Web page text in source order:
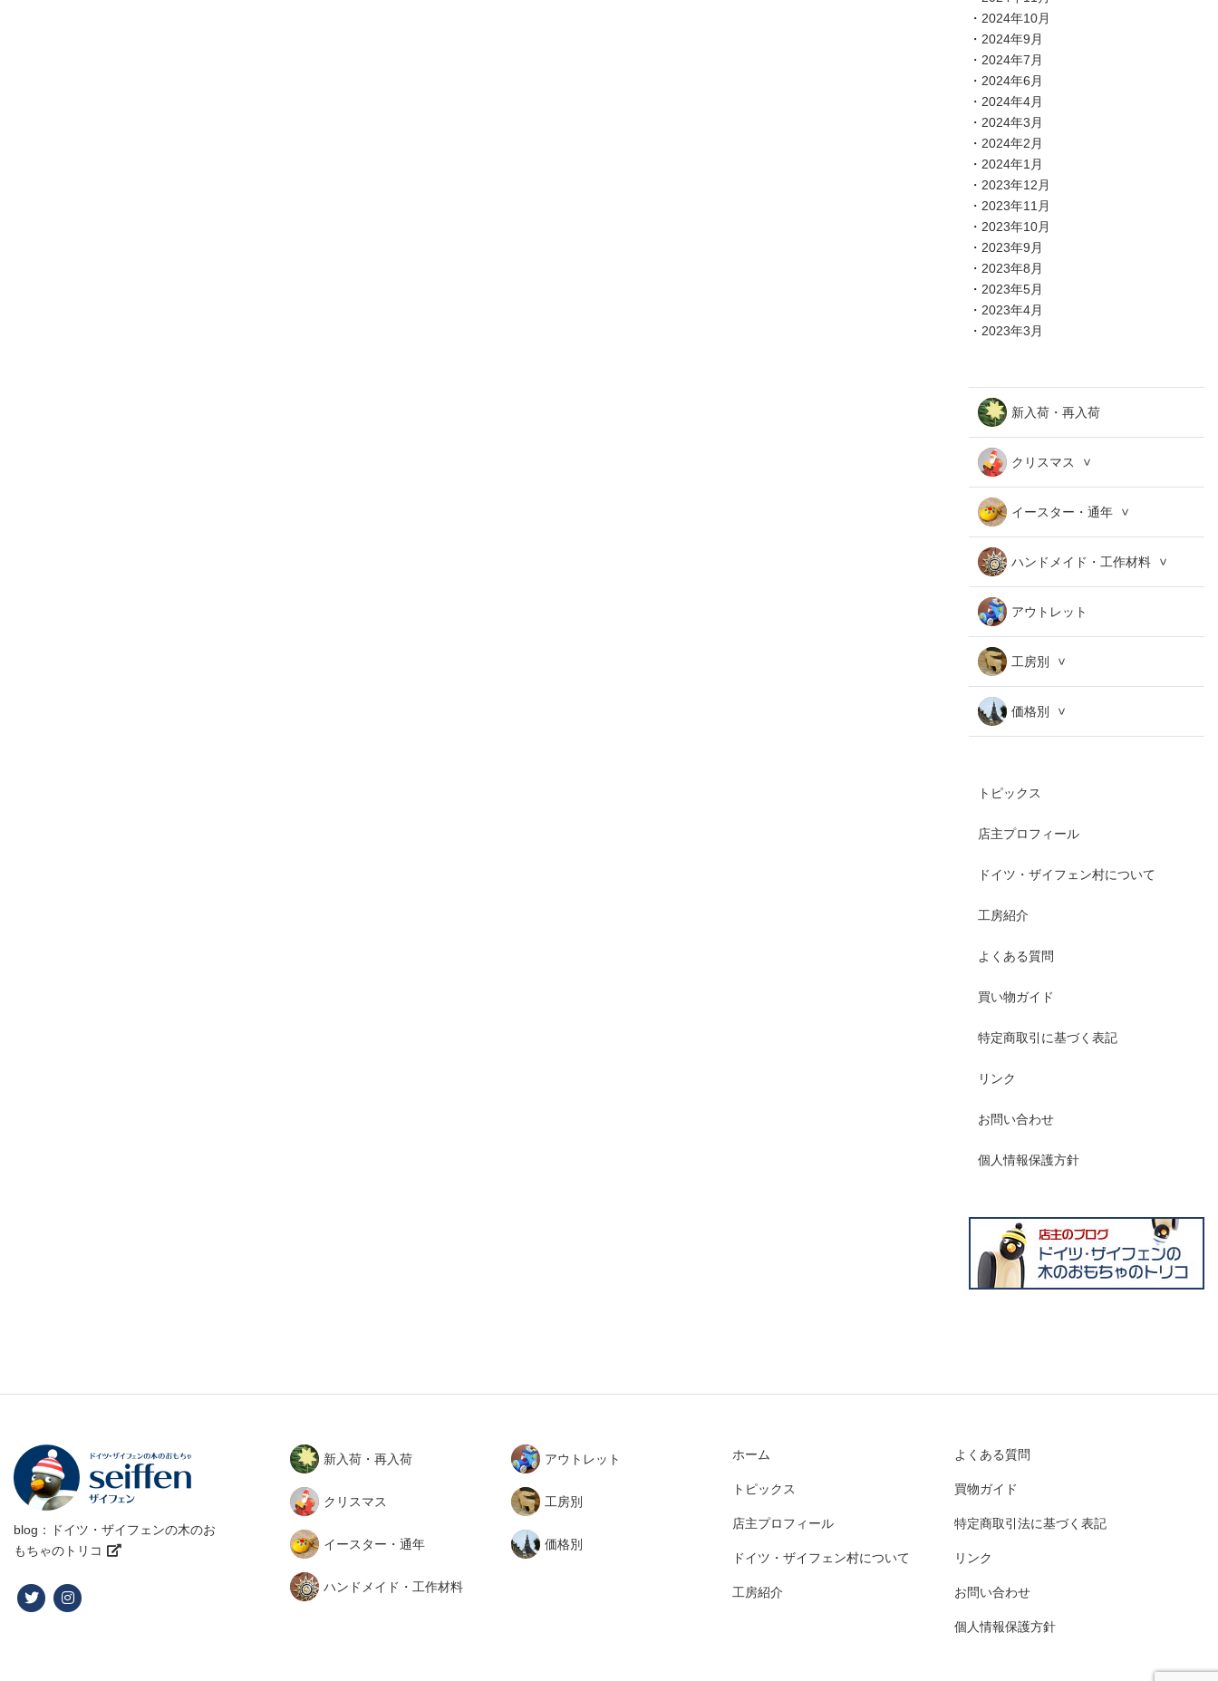
2024年10月
2024年9月
2024年7月
2024年6月
2024年4月
2024年3月
2024年2月
2024年1月
2023年12月
2023年11月
2023年10月
2023年9月
2023年8月
2023年5月
2023年4月
2023年3月
新入荷・再入荷
クリスマス
イースター・通年
ハンドメイド・工作材料
アウトレット
工房別
価格別
トピックス
店主プロフィール
ドイツ・ザイフェン村について
工房紹介
よくある質問
買い物ガイド
特定商取引に基づく表記
リンク
お問い合わせ
個人情報保護方針
blog：ドイツ・ザイフェンの木のお
もちゃのトリコ
新入荷・再入荷
クリスマス
イースター・通年
ハンドメイド・工作材料
アウトレット
工房別
価格別
ホーム
トピックス
店主プロフィール
ドイツ・ザイフェン村について
工房紹介
よくある質問
買物ガイド
特定商取引法に基づく表記
リンク
お問い合わせ
個人情報保護方針